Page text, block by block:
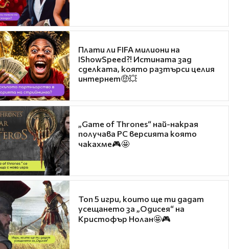
Плати ли FIFA милиони на
IShowSpeed?! Истината зад
сделката, която разтърси целия
интернет🤑💥
„Game of Thrones“ най-накрая
получава PC версията която
чакахме🎮🤩
Топ 5 игри, които ще ти дадат
усещането за „Одисея“ на
Кристофър Нолан🤩🎮